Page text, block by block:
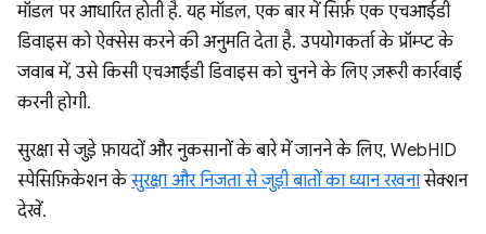
मॉडल पर आधारित होती है. यह मॉडल, एक बार में सिर्फ़ एक एचआईडी
डिवाइस को ऐक्सेस करने की अनुमति देता है. उपयोगकर्ता के प्रॉम्प्ट के
जवाब में, उसे किसी एचआईडी डिवाइस को चुनने के लिए ज़रूरी कार्रवाई
करनी होगी.
सुरक्षा से जुड़े फ़ायदों और नुकसानों के बारे में जानने के लिए, WebHID
स्पेसिफ़िकेशन केसुरक्षा और निजता से जुड़ी बातों का ध्यान रखनासेक्शन
देखें.